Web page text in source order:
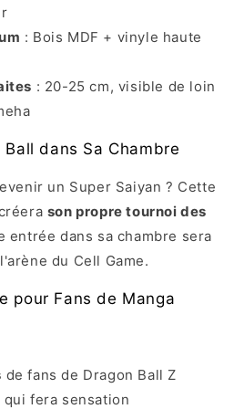
: Bois MDF + vinyle haute
: 20-25 cm, visible de loin
dans Sa Chambre
un Super Saiyan ? Cette
son propre tournoi des
entrée dans sa chambre sera
du Cell Game.
pour Fans de Manga
de fans de Dragon Ball Z
qui fera sensation